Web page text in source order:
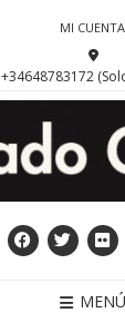
MI CUENTA
+34648783172
MENÚ